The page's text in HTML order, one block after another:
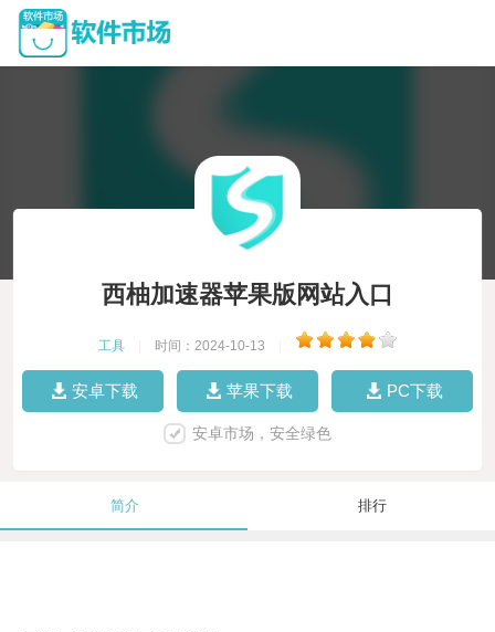
西柚加速器苹果版网站入口
工具 时间：2024-10-13
安卓下载 苹果下载 PC下载
安卓市场，安全绿色
简介 排行